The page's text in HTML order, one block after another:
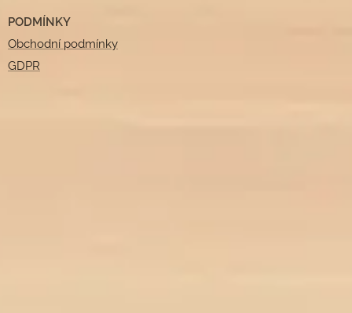
PODMÍNKY
Obchodní podmínky
GDPR